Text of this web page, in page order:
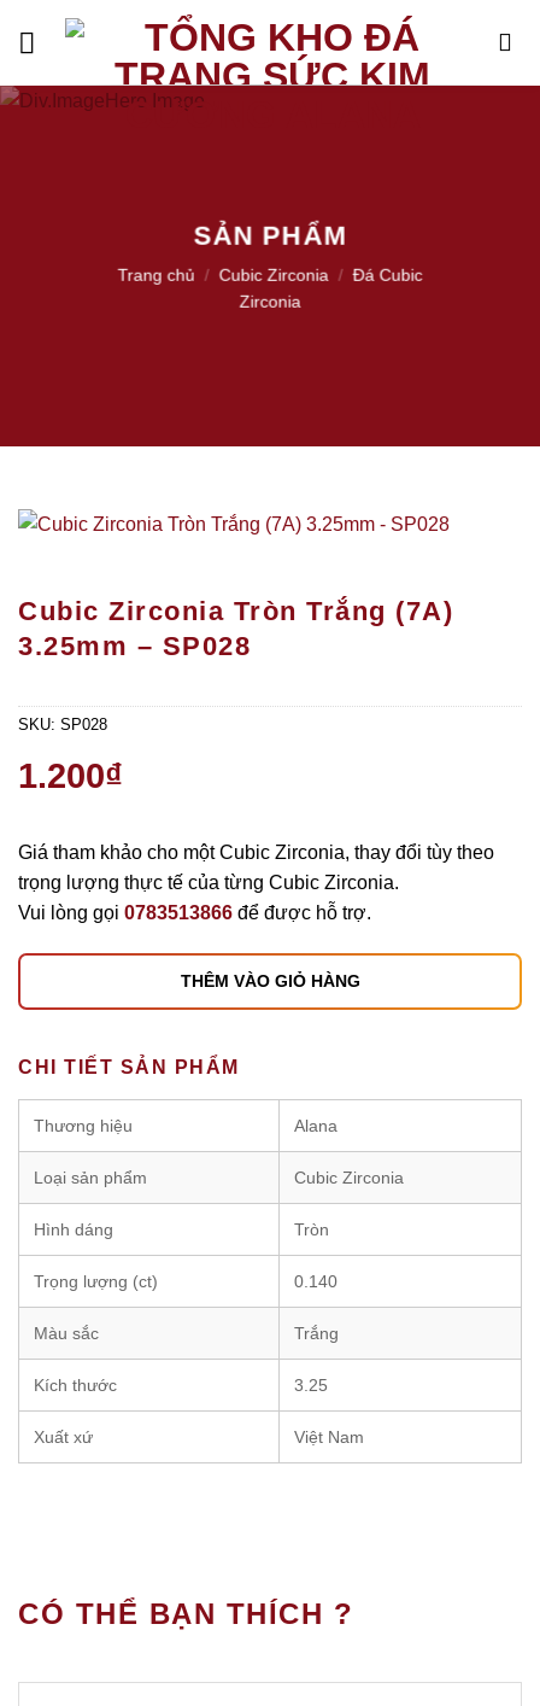
SẢN PHẨM
Trang chủ / Cubic Zirconia / Đá Cubic
Zirconia
Cubic Zirconia Tròn Trắng (7A)
3.25mm – SP028
SKU: SP028
1.200₫
Giá tham khảo cho một Cubic Zirconia, thay đổi tùy theo
trọng lượng thực tế của từng Cubic Zirconia.
Vui lòng gọi 0783513866 để được hỗ trợ.
THÊM VÀO GIỎ HÀNG
CHI TIẾT SẢN PHẨM
Thương hiệu Alana
Loại sản phẩm Cubic Zirconia
Hình dáng Tròn
Trọng lượng (ct) 0.140
Màu sắc Trắng
Kích thước 3.25
Xuất xứ Việt Nam
CÓ THỂ BẠN THÍCH ?